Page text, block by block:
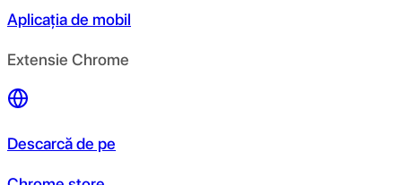
Aplicația de mobil
Extensie Chrome
Descarcă de pe